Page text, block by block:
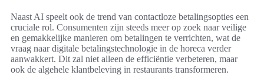
Naast AI speelt ook de trend van contactloze betalingsopties een
cruciale rol. Consumenten zijn steeds meer op zoek naar veilige
en gemakkelijke manieren om betalingen te verrichten, wat de
vraag naar digitale betalingstechnologie in de horeca verder
aanwakkert. Dit zal niet alleen de efficiëntie verbeteren, maar
ook de algehele klantbeleving in restaurants transformeren.